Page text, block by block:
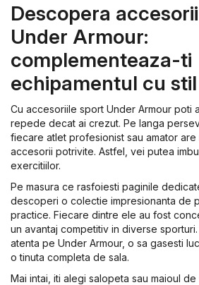
Descopera
Under Armour:
complementeaza-ti
echipamentul cu stil
Cu accesoriile sport Under Armour poti
repede decat ai crezut. Pe langa
fiecare atlet profesionist sau amator
accesorii potrivite. Astfel, vei putea
exercitiilor.
Pe masura ce rasfoiesti paginile
descoperi o colectie impresionanta de
practice. Fiecare dintre ele au fost
un avantaj competitiv in diverse
atenta pe Under Armour, o sa gasesti
o tinuta completa de sala.
Mai intai, iti alegi salopeta sau maioul